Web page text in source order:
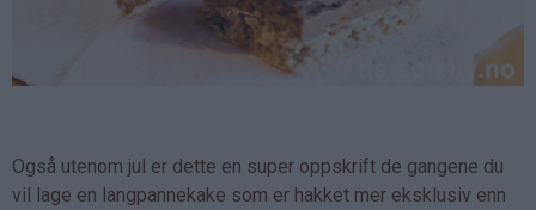
Også utenom jul er dette en super oppskrift de gangene du
vil lage en langpannekake som er hakket mer eksklusiv enn